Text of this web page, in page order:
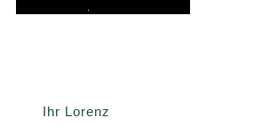
Ihr Lorenz